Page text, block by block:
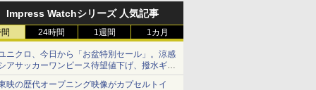
Impress Watchシリーズ 人気記事
24時間 1週間 1カ月
ニクロ、今日から「お盆特別セール」。涼感
アサッカーワンピース待望値下げ、撥水ギア
ョーツは1990円に
映の歴代オープニング映像がカプセルトイ